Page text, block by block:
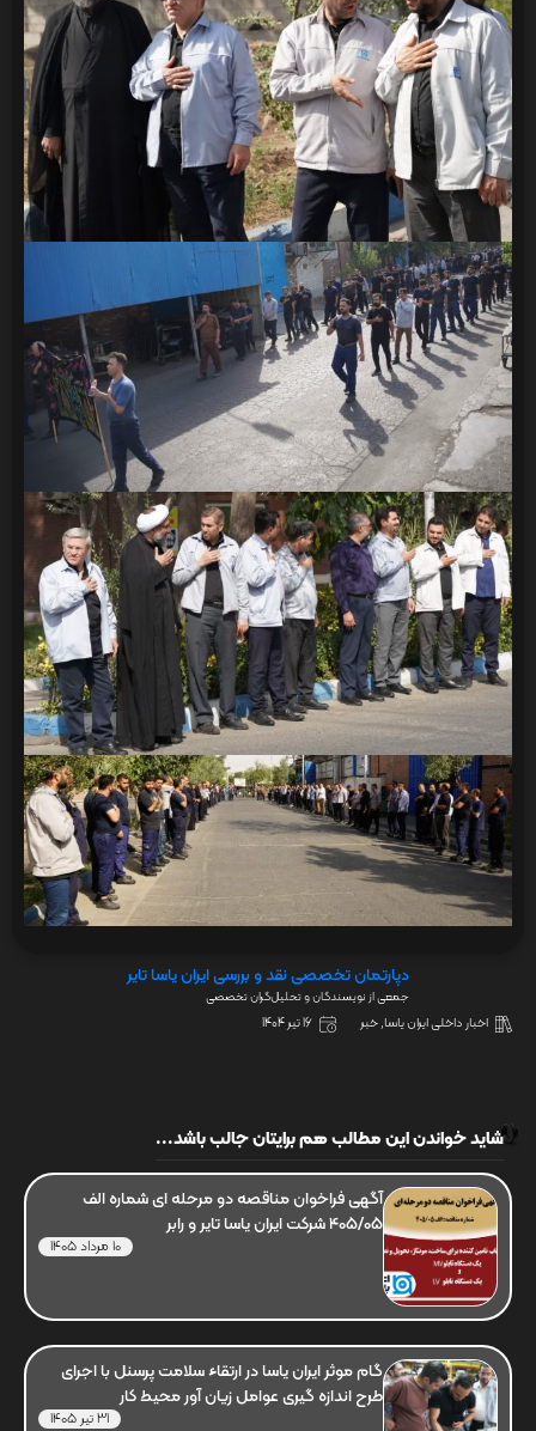
دپارتمان تخصصی نقد و بررسی ایران یاسا تایر
جمعی از نویسندگان و تحلیل‌گران تخصصی
اخبار داخلی ایران یاسا,خبر 16 تیر 1404
شاید خواندن این مطالب هم برایتان جالب باشد...
آگهی فراخوان مناقصه دو مرحله ای شماره الف
405/05 شرکت ایران یاسا تایر و رابر
10 مرداد 1405
گام موثر ایران یاسا در ارتقاء سلامت پرسنل با اجرای
طرح اندازه گیری عوامل زیان آور محیط کار
31 تیر 1405